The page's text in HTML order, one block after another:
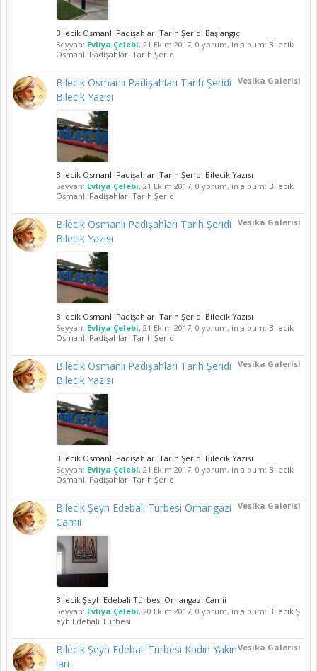
Bilecik Osmanlı Padişahları Tarih Şeridi Başlangıç
Seyyah: Evliya Çelebi, 21 Ekim 2017, 0 yorum, in album: Bilecik
Osmanlı Padişahları Tarih Şeridi
Vesika Galerisi
Bilecik Osmanlı Padişahları Tarih Şeridi
Bilecik Yazısı
Bilecik Osmanlı Padişahları Tarih Şeridi Bilecik Yazısı
Seyyah: Evliya Çelebi, 21 Ekim 2017, 0 yorum, in album: Bilecik
Osmanlı Padişahları Tarih Şeridi
Vesika Galerisi
Bilecik Osmanlı Padişahları Tarih Şeridi
Bilecik Yazısı
Bilecik Osmanlı Padişahları Tarih Şeridi Bilecik Yazısı
Seyyah: Evliya Çelebi, 21 Ekim 2017, 0 yorum, in album: Bilecik
Osmanlı Padişahları Tarih Şeridi
Vesika Galerisi
Bilecik Osmanlı Padişahları Tarih Şeridi
Bilecik Yazısı
Bilecik Osmanlı Padişahları Tarih Şeridi Bilecik Yazısı
Seyyah: Evliya Çelebi, 21 Ekim 2017, 0 yorum, in album: Bilecik
Osmanlı Padişahları Tarih Şeridi
Vesika Galerisi
Bilecik Şeyh Edebali Türbesi Orhangazi
Camii
Bilecik Şeyh Edebali Türbesi Orhangazi Camii
Seyyah: Evliya Çelebi, 20 Ekim 2017, 0 yorum, in album: Bilecik Ş
eyh Edebali Türbesi
Vesika Galerisi
Bilecik Şeyh Edebali Türbesi Kadın Yakın
ları